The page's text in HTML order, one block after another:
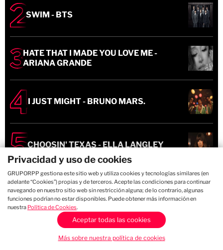
SWIM - BTS
HATE THAT I MADE YOU LOVE ME -
ARIANA GRANDE
I JUST MIGHT - BRUNO MARS.
CHOOSIN' TEXAS - ELLA LANGLEY
Más en Música
Privacidad y uso de cookies
GRUPORPP gestiona este sitio web y utiliza cookies y tecnologías similares (en
adelante “Cookies”) propias y de terceros. Acepte las condiciones para continuar
navegando en nuestro sitio web sin restricción alguna; de lo contrario, algunas
funciones podrían no estar disponibles. Puede obtener más información en
nuestra Política de Cookies.
Aceptar todas las cookies
Más sobre nuestra política de cookies